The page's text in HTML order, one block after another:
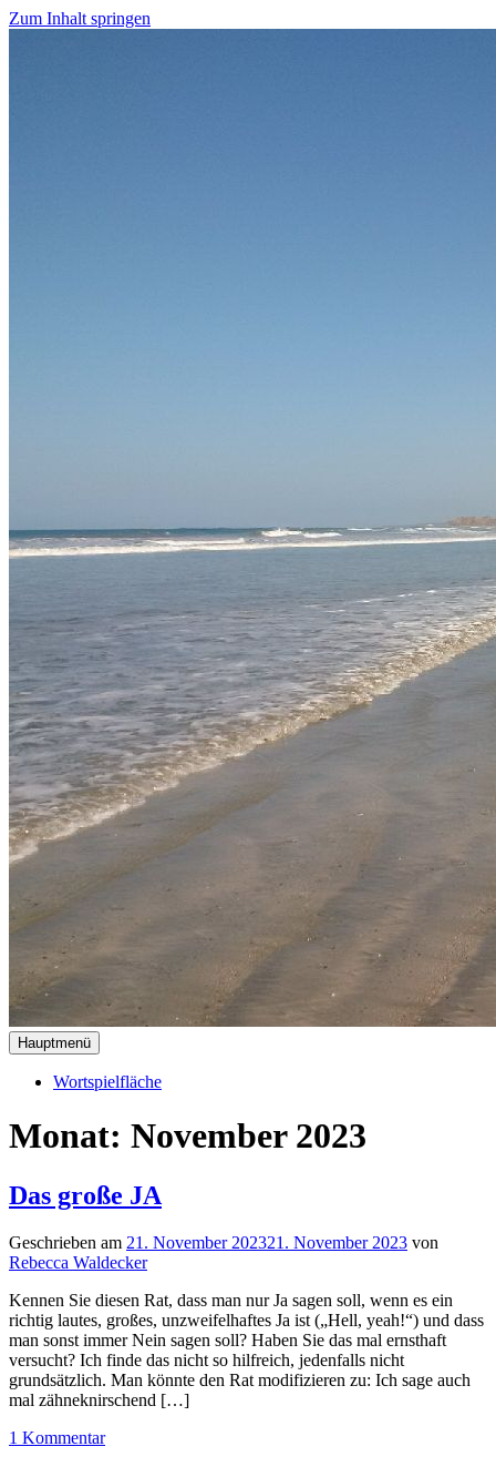
Zum Inhalt springen
Hauptmenü
Wortspielfläche
Monat: November 2023
Das große JA
Geschrieben am 21. November 202321. November 2023 von
Rebecca Waldecker
Kennen Sie diesen Rat, dass man nur Ja sagen soll, wenn es ein
richtig lautes, großes, unzweifelhaftes Ja ist („Hell, yeah!“) und dass
man sonst immer Nein sagen soll? Haben Sie das mal ernsthaft
versucht? Ich finde das nicht so hilfreich, jedenfalls nicht
grundsätzlich. Man könnte den Rat modifizieren zu: Ich sage auch
mal zähneknirschend […]
1 Kommentar